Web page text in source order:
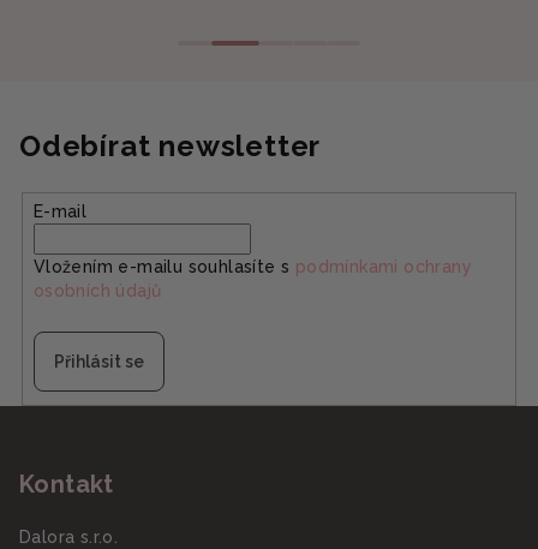
Odebírat newsletter
E-mail
Vložením e-mailu souhlasíte s podmínkami ochrany
osobních údajů
Přihlásit se
Kontakt
Dalora s.r.o.